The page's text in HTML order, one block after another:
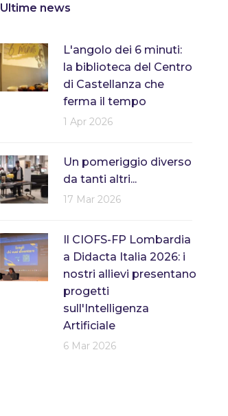
Ultime news
L'angolo dei 6 minuti:
la biblioteca del Centro
di Castellanza che
ferma il tempo
1 Apr 2026
Un pomeriggio diverso
da tanti altri...
17 Mar 2026
Il CIOFS-FP Lombardia
a Didacta Italia 2026: i
nostri allievi presentano
progetti
sull'Intelligenza
Artificiale
6 Mar 2026